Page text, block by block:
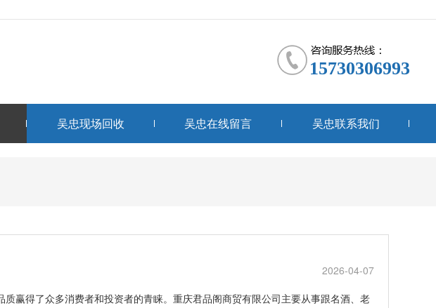
15730306993
吴忠现场回收 吴忠在线留言 吴忠联系我们
2026-04-07
赢得了众多消费者和投资者的青睐。重庆君品阁商贸有限公司主要从事跟名酒、老